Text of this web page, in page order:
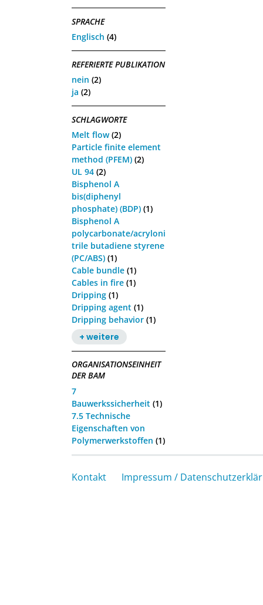
SPRACHE
Englisch (4)
REFERIERTE PUBLIKATION
nein (2)
ja (2)
SCHLAGWORTE
Melt flow(2)
Particle finite element
method (PFEM) (2)
UL 94 (2)
Bisphenol A
bis(diphenyl
phosphate) (BDP) (1)
Bisphenol A
polycarbonate/acryloni
trile butadiene styrene
(PC/ABS) (1)
Cable bundle (1)
Cables in fire (1)
Dripping (1)
Dripping agent (1)
Dripping behavior (1)
+ weitere
ORGANISATIONSEINHEIT
DER BAM
7
Bauwerkssicherheit (1)
7.5 Technische
Eigenschaften von
Polymerwerkstoffen (1)
Kontakt Impressum /